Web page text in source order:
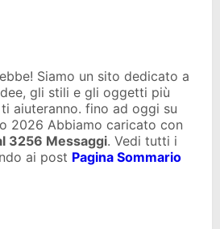
Siamo un sito dedicato a
gli stili e gli oggetti più
aiuteranno. fino ad oggi su
2026 Abbiamo caricato con
3256 Messaggi. Vedi tutti i
ai post Pagina Sommario